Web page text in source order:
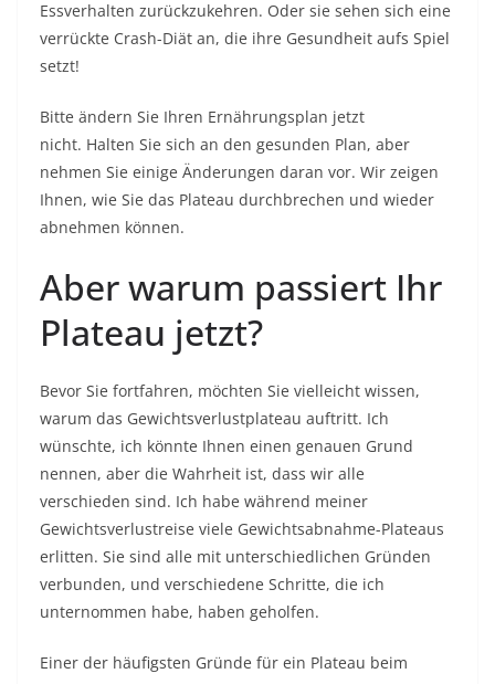
Essverhalten zurückzukehren. Oder sie sehen sich eine
verrückte Crash-Diät an, die ihre Gesundheit aufs Spiel
setzt!
Bitte ändern Sie Ihren Ernährungsplan jetzt
nicht. Halten Sie sich an den gesunden Plan, aber
nehmen Sie einige Änderungen daran vor. Wir zeigen
Ihnen, wie Sie das Plateau durchbrechen und wieder
abnehmen können.
Aber warum passiert Ihr
Plateau jetzt?
Bevor Sie fortfahren, möchten Sie vielleicht wissen,
warum das Gewichtsverlustplateau auftritt. Ich
wünschte, ich könnte Ihnen einen genauen Grund
nennen, aber die Wahrheit ist, dass wir alle
verschieden sind. Ich habe während meiner
Gewichtsverlustreise viele Gewichtsabnahme-Plateaus
erlitten. Sie sind alle mit unterschiedlichen Gründen
verbunden, und verschiedene Schritte, die ich
unternommen habe, haben geholfen.
Einer der häufigsten Gründe für ein Plateau beim